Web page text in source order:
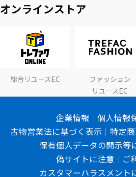
オンラインストア
総合リユースEC
ファッション
リユースEC
企業情報
個人情報
古物営業法に基づく表示
特定
保有個人データの開示等
偽サイトに注意
ご
カスタマーハラスメント